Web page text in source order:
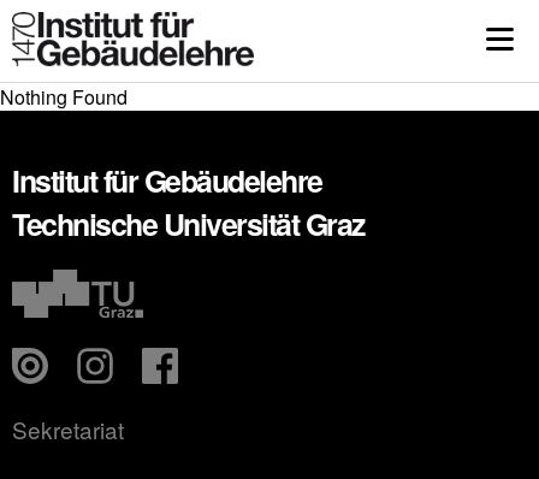
Nothing Found
Institut für Gebäudelehre
Technische Universität Graz
Sekretariat